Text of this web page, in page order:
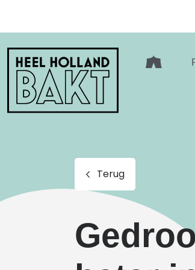
Heel
Holland
Bakt
Terug